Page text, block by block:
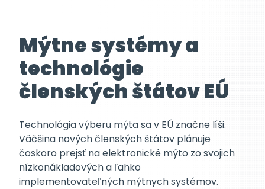
Mýtne systémy a
technológie
členských štátov EÚ
Technológia výberu mýta sa v EÚ značne líši.
Väčšina nových členských štátov plánuje
čoskoro prejsť na elektronické mýto zo svojich
nízkonákladových a ľahko
implementovateľných mýtnych systémov.